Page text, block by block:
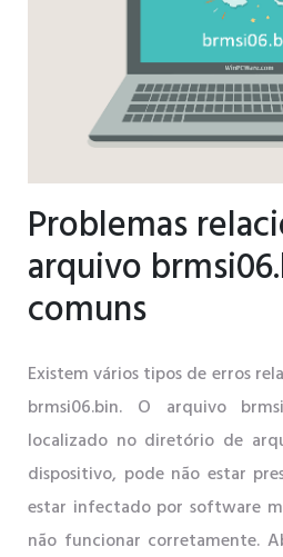
Problemas
arquivo
comuns
Existem vários tipos de erros
brmsi06.bin. O arquivo
localizado no diretório de
dispositivo, pode não estar
estar infectado por software
não funcionar corretamente.